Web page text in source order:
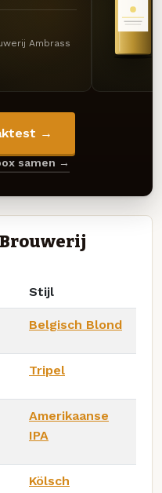
Ambrass
→
samen →
Stijl
Belgisch Blond
Tripel
Amerikaanse
IPA
Kölsch